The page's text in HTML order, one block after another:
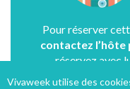
Pour réserver
contactez
réservez avec
Vivaweek utilise des